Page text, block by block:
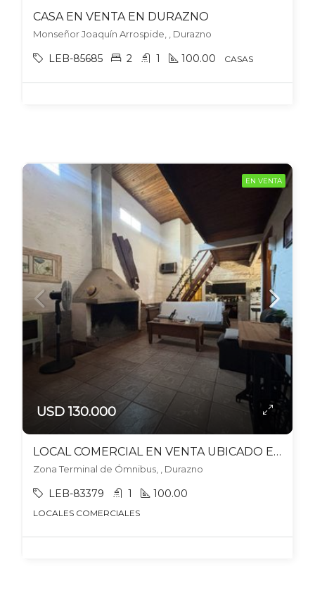
CASA EN VENTA EN DURAZNO
Monseñor Joaquín Arrospide, , Durazno
LEB-85685 2 1 100.00 CASAS
EN VENTA
USD 130.000
LOCAL COMERCIAL EN VENTA UBICADO EN DURAZNO
Zona Terminal de Ómnibus, , Durazno
LEB-83379 1 100.00
LOCALES COMERCIALES